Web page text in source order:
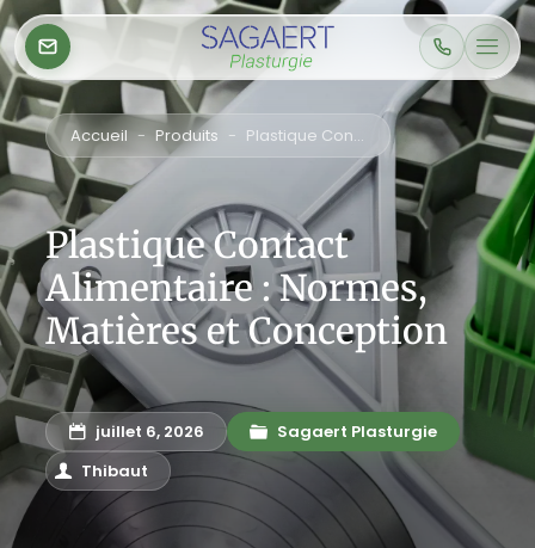
Accueil - Produits - Plastique Contact Alimentaire : Normes, Matières et Conception
Plastique Contact
Alimentaire : Normes,
Matières et Conception
juillet 6, 2026
Sagaert Plasturgie
Thibaut